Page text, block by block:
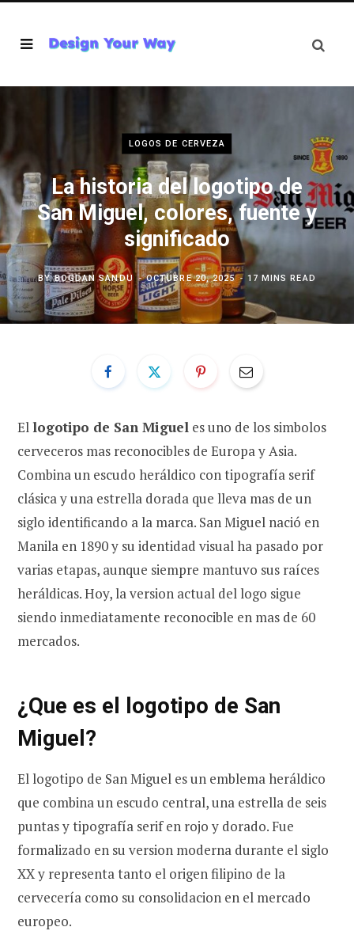
LOGOS DE CERVEZA
La historia del logotipo de
San Miguel, colores, fuente y
significado
BYBOGDAN SANDU OCTUBRE 20, 2025 17 MINS READ
Ellogotipo de San Miguel es uno de los simbolos
cerveceros mas reconocibles de Europa y Asia.
Combina un escudo heráldico con tipografía serif
clásica y una estrella dorada que lleva mas de un
siglo identificando a la marca. San Miguel nació en
Manila en 1890 y su identidad visual ha pasado por
varias etapas, aunque siempre mantuvo sus raíces
heráldicas. Hoy, la version actual del logo sigue
siendo inmediatamente reconocible en mas de 60
mercados.
¿Que es el logotipo de San
Miguel?
El logotipo de San Miguel es un emblema heráldico
que combina un escudo central, una estrella de seis
puntas y tipografía serif en rojo y dorado. Fue
formalizado en su version moderna durante el siglo
XX y representa tanto el origen filipino de la
cervecería como su consolidacion en el mercado
europeo.